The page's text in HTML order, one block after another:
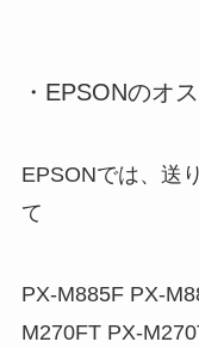
・EPSONのオ
EPSONでは、送
て
PX-M885F PX-
M270FT PX-